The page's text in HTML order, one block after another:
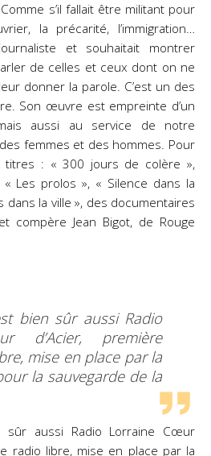
s’il fallait être militant pour
la précarité, l’immigration…
et souhaitait montrer
de celles et ceux dont on ne
donner la parole. C’est un des
Son œuvre est empreinte d’un
aussi au service de notre
femmes et des hommes. Pour
titres : « 300 jours de colère »,
Les prolos », « Silence dans la
dans la ville », des documentaires
compère Jean Bigot, de Rouge
bien sûr aussi Radio
d’Acier, première
mise en place par la
la sauvegarde de la
sûr aussi Radio Lorraine Cœur
radio libre, mise en place par la